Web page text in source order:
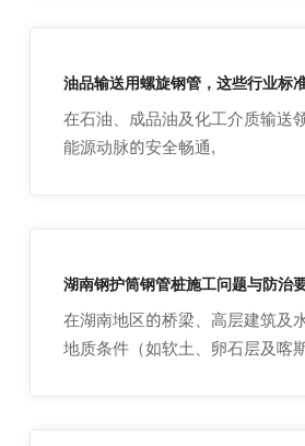
油品输送用螺旋钢管，这些行业标
在石油、成品油及化工介质输送
能源动脉的安全畅通,
湖南钢护筒钢管桩施工问题与防治
在湖南地区的桥梁、高层建筑及
地质条件（如软土、卵石层及喀